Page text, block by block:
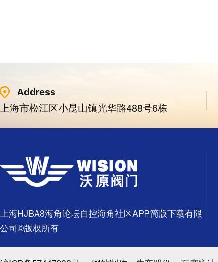
Address
上海市松江区小昆山镇光华路488号6栋
上海HJBA8海角论坛自控海角社区APP简版下载有限
公司©版权所有